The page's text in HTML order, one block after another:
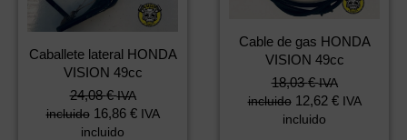
Caballete lateral HONDA
VISION 49cc
24,08€ IVA
incluido 16,86 € IVA
incluido
Cable de gas HONDA
VISION 49cc
18,03€ IVA
incluido 12,62 € IVA
incluido